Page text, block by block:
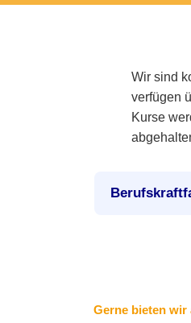
Wir sind
verfügen
Kurse
Gerne bieten wir